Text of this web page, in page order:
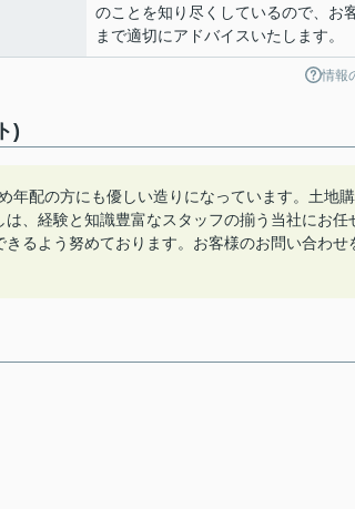
のことを知り尽くしているので、お
まで適切にアドバイスいたします。
情報
)
年配の方にも優しい造りになっています。土地購
、経験と知識豊富なスタッフの揃う当社にお任
るよう努めております。お客様のお問い合わせ